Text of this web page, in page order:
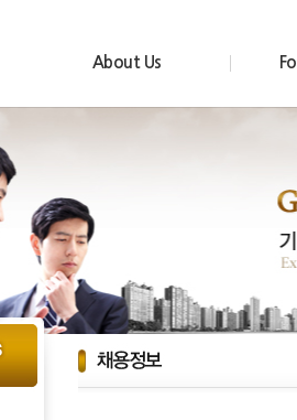
About Us